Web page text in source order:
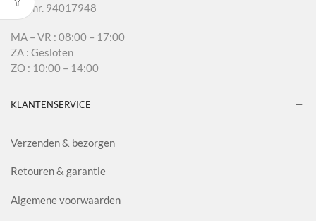
KvK nr. 94017948
MA – VR : 08:00 – 17:00
ZA : Gesloten
ZO : 10:00 – 14:00
KLANTENSERVICE
Verzenden & bezorgen
Retouren & garantie
Algemene voorwaarden